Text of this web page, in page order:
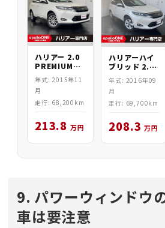
ハリアー 2.0
PREMIUM
ADV 4WD
年式: 2015年11
月
走行: 68,200km
213.8 万円
ハリアーハイ
ブリッド 2.5
ELEGANCE
4WD
年式: 2016年09
月
走行: 69,700km
208.3 万円
9. パワーウィンドウ
車は要注意